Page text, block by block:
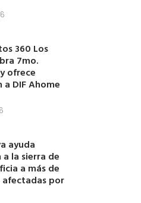
360 Los
7mo.
ofrece
DIF Ahome
ayuda
la sierra de
a más de
afectadas por